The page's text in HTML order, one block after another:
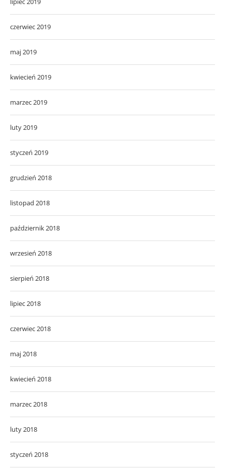
czerwiec 2019
maj 2019
kwiecień 2019
marzec 2019
luty 2019
styczeń 2019
grudzień 2018
listopad 2018
październik 2018
wrzesień 2018
sierpień 2018
lipiec 2018
czerwiec 2018
maj 2018
kwiecień 2018
marzec 2018
luty 2018
styczeń 2018